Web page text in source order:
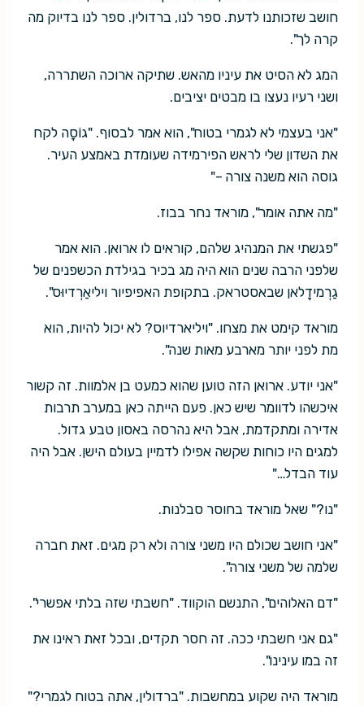
חושב שזכותנו לדעת. ספר לנו, ברדולין. ספר לנו בדיוק מה
קרה לך".
המג לא הסיט את עיניו מהאש. שתיקה ארוכה השתררה,
ושני רעיו נעצו בו מבטים יציבים.
"אני בעצמי לא לגמרי בטוח", הוא אמר לבסוף. "גוֹסָה לקח
את השדון שלי לראש הפירמידה שעומדת באמצע העיר.
גוסה הוא משנה צורה –"
"מה אתה אומר", מוראד נחר בבוז.
"פגשתי את המנהיג שלהם, קוראים לו ארואן. הוא אמר
שלפני הרבה שנים הוא היה מג בכיר בגילדת הכשפנים של
גַרְמידָלאן שבאסטראק. בתקופת האפיפיור ויליאַרְדיוּס".
מוראד קימט את מצחו. "ויליארדיוס? לא יכול להיות, הוא
מת לפני יותר מארבע מאות שנה".
"אני יודע. ארואן הזה טוען שהוא כמעט בן אלמוות. זה קשור
איכשהו לדוומר שיש כאן. פעם הייתה כאן במערב תרבות
אדירה ומתקדמת, אבל היא נהרסה באסון טבע גדול.
למגים היו כוחות שקשה אפילו לדמיין בעולם הישן. אבל היה
עוד הבדל…"
"נו?" שאל מוראד בחוסר סבלנות.
"אני חושב שכולם היו משני צורה ולא רק מגים. זאת חברה
שלמה של משני צורה".
"דם האלוהים", התנשם הוקווד. "חשבתי שזה בלתי אפשרי".
"גם אני חשבתי ככה. זה חסר תקדים, ובכל זאת ראינו את
זה במו עינינו".
מוראד היה שקוע במחשבות. "ברדולין, אתה בטוח לגמרי?"